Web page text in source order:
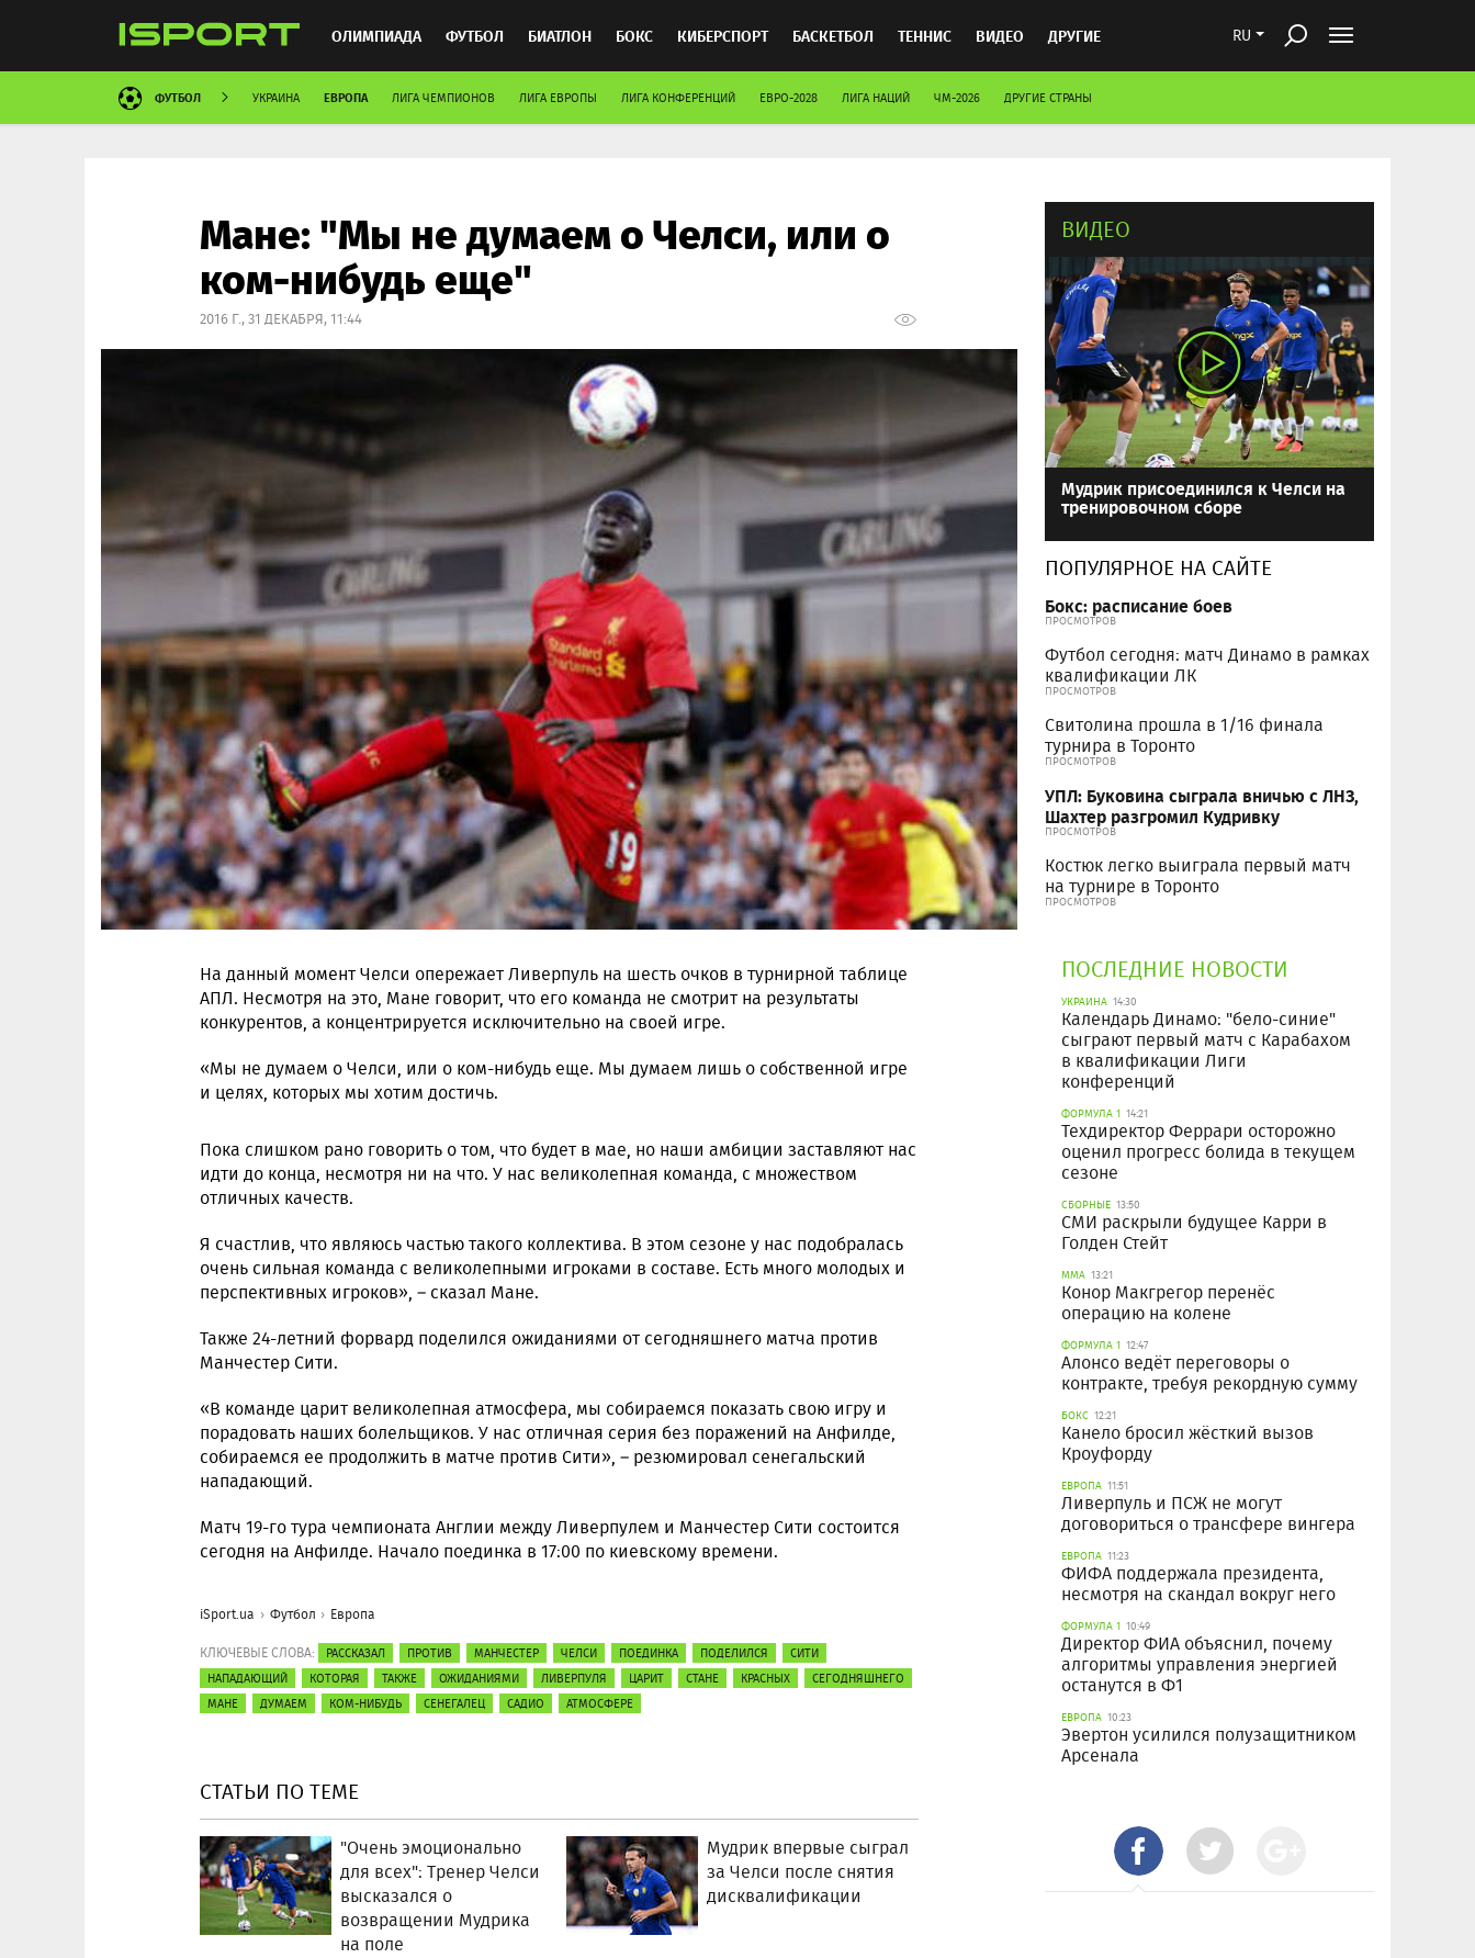
RU
ОЛИМПИАДА ФУТБОЛ БИАТЛОН БОКС КИБЕРСПОРТ БАСКЕТБОЛ ТЕННИС ВИДЕО ДРУГИЕ
ХОККЕЙ ММА АВТОСПОРТ
ФУТБОЛ УКРАИНА ЕВРОПА ЛИГА ЧЕМПИОНОВ ЛИГА ЕВРОПЫ ЛИГА КОНФЕРЕНЦИЙ ЕВРО-2028 ЛИГА НАЦИЙ ЧМ-2026 ДРУГИЕ СТРАНЫ
Мане: "Мы не думаем о Челси, или о
ком-нибудь еще"
2016 Г., 31 ДЕКАБРЯ, 11:44
На данный момент Челси опережает Ливерпуль на шесть очков в турнирной таблице
АПЛ. Несмотря на это, Мане говорит, что его команда не смотрит на результаты
конкурентов, а концентрируется исключительно на своей игре.
«Мы не думаем о Челси, или о ком-нибудь еще. Мы думаем лишь о собственной игре
и целях, которых мы хотим достичь.
Пока слишком рано говорить о том, что будет в мае, но наши амбиции заставляют нас
идти до конца, несмотря ни на что. У нас великолепная команда, с множеством
отличных качеств.
Я счастлив, что являюсь частью такого коллектива. В этом сезоне у нас подобралась
очень сильная команда с великолепными игроками в составе. Есть много молодых и
перспективных игроков», – сказал Мане.
Также 24-летний форвард поделился ожиданиями от сегодняшнего матча против
Манчестер Сити.
«В команде царит великолепная атмосфера, мы собираемся показать свою игру и
порадовать наших болельщиков. У нас отличная серия без поражений на Анфилде,
собираемся ее продолжить в матче против Сити», – резюмировал сенегальский
нападающий.
Матч 19-го тура чемпионата Англии между Ливерпулем и Манчестер Сити состоится
сегодня на Анфилде. Начало поединка в 17:00 по киевскому времени.
iSport.ua Футбол Европа
КЛЮЧЕВЫЕ СЛОВА: РАССКАЗАЛ ПРОТИВ МАНЧЕСТЕР ЧЕЛСИ ПОЕДИНКА ПОДЕЛИЛСЯ
СИТИ
НАПАДАЮЩИЙ
КОТОРАЯ ТАКЖЕ ОЖИДАНИЯМИ ЛИВЕРПУЛЯ ЦАРИТ СТАНЕ КРАСНЫХ
СЕГОДНЯШНЕГО
МАНЕ
ДУМАЕМ КОМ-НИБУДЬ СЕНЕГАЛЕЦ САДИО АТМОСФЕРЕ
СТАТЬИ ПО ТЕМЕ
"Очень эмоционально
для всех": Тренер Челси
высказался о
возвращении Мудрика
на поле
Мудрик впервые сыграл
за Челси после снятия
дисквалификации
ВИДЕО
Мудрик присоединился к Челси на
тренировочном сборе
ПОПУЛЯРНОЕ НА САЙТЕ
Бокс: расписание боев
ПРОСМОТРОВ
Футбол сегодня: матч Динамо в рамках
квалификации ЛК
ПРОСМОТРОВ
Свитолина прошла в 1/16 финала
турнира в Торонто
ПРОСМОТРОВ
УПЛ: Буковина сыграла вничью с ЛНЗ,
Шахтер разгромил Кудривку
ПРОСМОТРОВ
Костюк легко выиграла первый матч
на турнире в Торонто
ПРОСМОТРОВ
ПОСЛЕДНИЕ НОВОСТИ
УКРАИНА 14:30
Календарь Динамо: "бело-синие"
сыграют первый матч с Карабахом
в квалификации Лиги
конференций
ФОРМУЛА 1 14:21
Техдиректор Феррари осторожно
оценил прогресс болида в текущем
сезоне
СБОРНЫЕ 13:50
СМИ раскрыли будущее Карри в
Голден Стейт
ММА 13:21
Конор Макгрегор перенёс
операцию на колене
ФОРМУЛА 1 12:47
Алонсо ведёт переговоры о
контракте, требуя рекордную сумму
БОКС 12:21
Канело бросил жёсткий вызов
Кроуфорду
ЕВРОПА 11:51
Ливерпуль и ПСЖ не могут
договориться о трансфере вингера
ЕВРОПА 11:23
ФИФА поддержала президента,
несмотря на скандал вокруг него
ФОРМУЛА 1 10:49
Директор ФИА объяснил, почему
алгоритмы управления энергией
останутся в Ф1
ЕВРОПА 10:23
Эвертон усилился полузащитником
Арсенала